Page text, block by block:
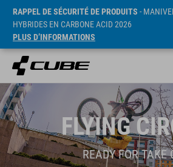
RAPPEL DE SÉCURITÉ DE PRODUITS -
HYBRIDES EN CARBONE ACID 2026
PLUS D’INFORMATIONS
FLYING
READY FOR TAKE